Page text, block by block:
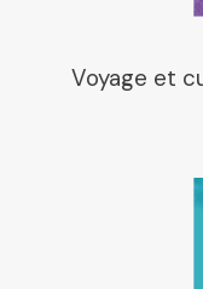
Voyage et